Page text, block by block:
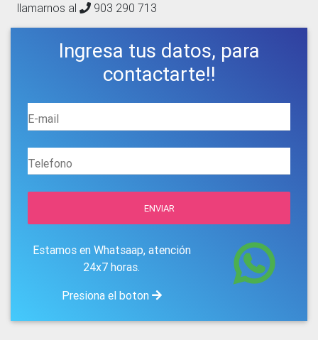
llamarnos al
903 290 713
Ingresa tus datos, para
contactarte!!
E-mail
Telefono
ENVIAR
Estamos en Whatsaap, atención
24x7 horas.
Presiona el boton